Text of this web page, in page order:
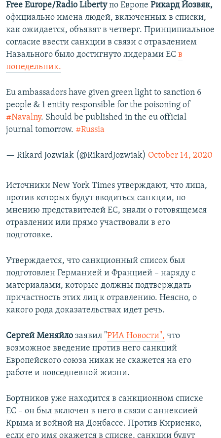
Free Europe/Radio Libertyпо Европе​ Рикард Йозвяк,
официально имена людей, включенных в списки,
как ожидается, объявят в четверг. Принципиальное
согласие ввести санкции в связи с отравлением
Навального было достигнуто лидерами ЕС в
понедельник.
Eu ambassadors have given green light to sanction 6
people & 1 entity responsible for the poisoning of
#Navalny. Should be published in the eu official
journal tomorrow. #Russia
— Rikard Jozwiak (@RikardJozwiak) October 14, 2020
Источники New York Times утверждают, что лица,
против которых будут вводиться санкции, по
мнению представителей ЕС, знали о готовящемся
отравлении или прямо участвовали в его
подготовке.
Утверждается, что санкционный список был
подготовлен Германией и Францией – наряду с
материалами, которые должны подтверждать
причастность этих лиц к отравлению. Неясно, о
какого рода доказательствах идет речь.
Сергей Меняйло заявил "РИА Новости", что
возможное введение против него санкций
Европейского союза никак не скажется на его
работе и повседневной жизни.
Бортников уже находится в санкционном списке
ЕС – он был включен в него в связи с аннексией
Крыма и войной на Донбассе. Против Кириенко,
если его имя окажется в списке, санкции будут